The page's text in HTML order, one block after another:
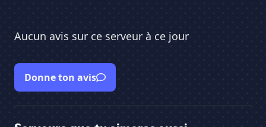
Aucun avis sur ce serveur à ce jour
Donne ton avis